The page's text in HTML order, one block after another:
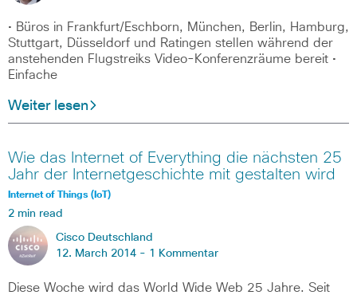
• Büros in Frankfurt/Eschborn, München, Berlin, Hamburg,
Stuttgart, Düsseldorf und Ratingen stellen während der
anstehenden Flugstreiks Video-Konferenzräume bereit •
Einfache
Weiter lesen
Wie das Internet of Everything die nächsten 25
Jahr der Internetgeschichte mit gestalten wird
Internet of Things (IoT)
2 min read
Cisco Deutschland
12. March 2014 - 1 Kommentar
Diese Woche wird das World Wide Web 25 Jahre. Seit